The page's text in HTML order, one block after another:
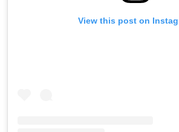
View this post on